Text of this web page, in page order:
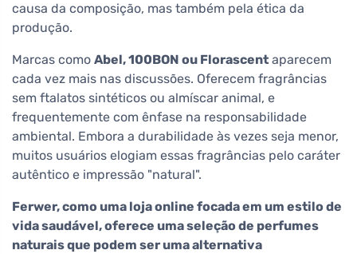
causa da composição, mas também pela ética da
produção.
Marcas como Abel, 100BON ou Florascent aparecem
cada vez mais nas discussões. Oferecem fragrâncias
sem ftalatos sintéticos ou almíscar animal, e
frequentemente com ênfase na responsabilidade
ambiental. Embora a durabilidade às vezes seja menor,
muitos usuários elogiam essas fragrâncias pelo caráter
autêntico e impressão "natural".
Ferwer, como uma loja online focada em um estilo de
vida saudável, oferece uma seleção de perfumes
naturais que podem ser uma alternativa